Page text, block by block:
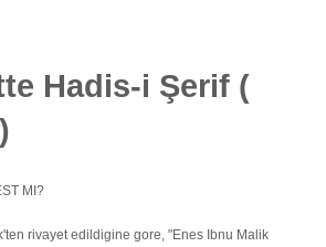
Hadis-i Şerif (
MI?
rivayet edildigine gore, "Enes Ibnu Malik